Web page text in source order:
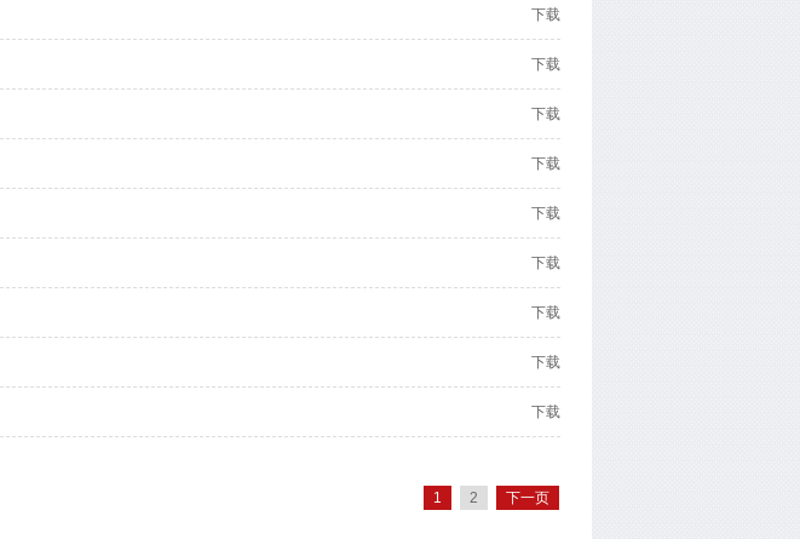
下载
下载
下载
下载
下载
下载
下载
下载
下载
1 2 下一页